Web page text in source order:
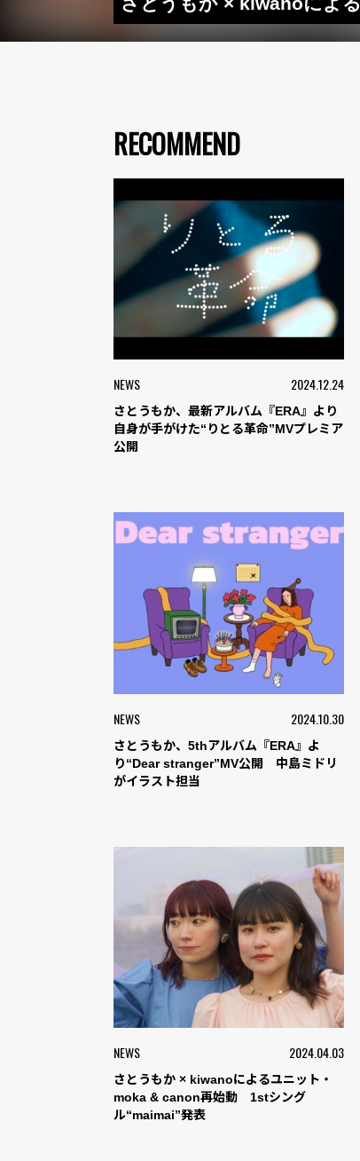
RECOMMEND
NEWS 2024.12.24
さとうもか、最新アルバム『ERA』より
自身が手がけた“りとる革命”MVプレミア
公開
NEWS 2024.10.30
さとうもか、5thアルバム『ERA』よ
り“Dear stranger”MV公開 中島ミドリ
がイラスト担当
NEWS 2024.04.03
さとうもか × kiwanoによるユニット・
moka & canon再始動 1stシング
ル“maimai”発表